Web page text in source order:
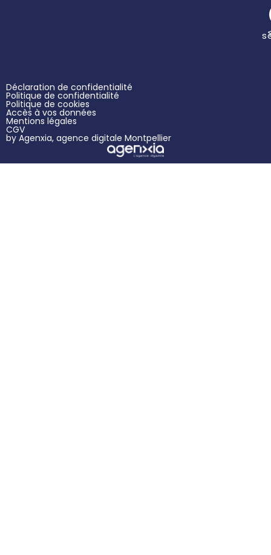
Déclaration de confidentialité
Politique de confidentialité
Politique de cookies
Accès à vos données
Mentions légales
CGV
by Agenxia, agence digitale Montpellier